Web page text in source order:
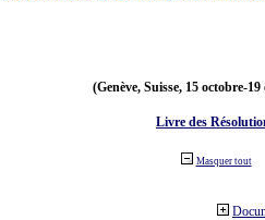
(Genève, Suisse, 15 octobre-
Livre des
Masquer tout